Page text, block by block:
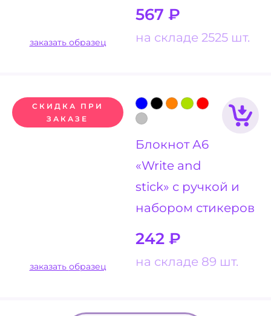
567 ₽
на складе 2525 шт.
заказать образец
СКИДКА ПРИ
ЗАКАЗЕ
Блокнот А6
«Write and
stick» с ручкой и
набором стикеров
242 ₽
на складе 89 шт.
заказать образец